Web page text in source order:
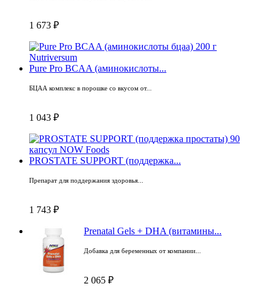
1 673 ₽
Pure Pro BCAA (аминокислоты...
БЦАА комплекс в порошке со вкусом от...
1 043 ₽
PROSTATE SUPPORT (поддержка...
Препарат для поддержания здоровья...
1 743 ₽
Prenatal Gels + DHA (витамины...
Добавка для беременных от компании...
2 065 ₽